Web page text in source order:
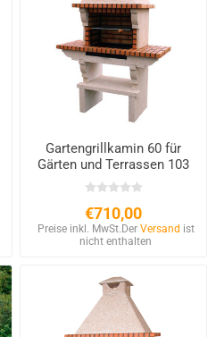
Gartengrillkamin 60 für
Gärten und Terrassen 103
€710,00
Preise inkl. MwSt.Der Versand ist
nicht enthalten